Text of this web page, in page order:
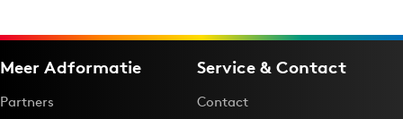
Meer Adformatie
Partners
Service & Contact
Contact